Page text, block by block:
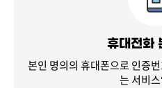
휴대전화
본인 명의의 휴대폰으로 인증
는 서비